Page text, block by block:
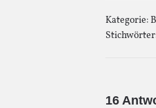
Kategorie:
16